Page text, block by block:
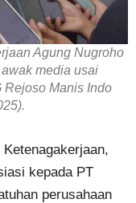
Agung Nugroho
media usai
Rejoso Manis Indo
kepada PT
perusahaan